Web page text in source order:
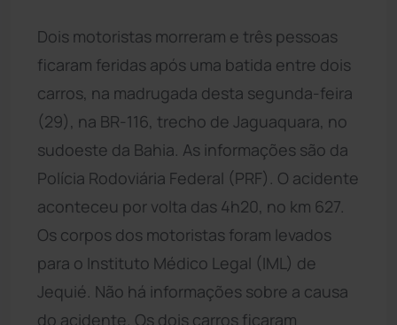
Dois motoristas morreram e três pessoas
ficaram feridas após uma batida entre dois
carros, na madrugada desta segunda-feira
(29), na BR-116, trecho de Jaguaquara, no
sudoeste da Bahia. As informações são da
Polícia Rodoviária Federal (PRF). O acidente
aconteceu por volta das 4h20, no km 627.
Os corpos dos motoristas foram levados
para o Instituto Médico Legal (IML) de
Jequié. Não há informações sobre a causa
do acidente. Os dois carros ficaram